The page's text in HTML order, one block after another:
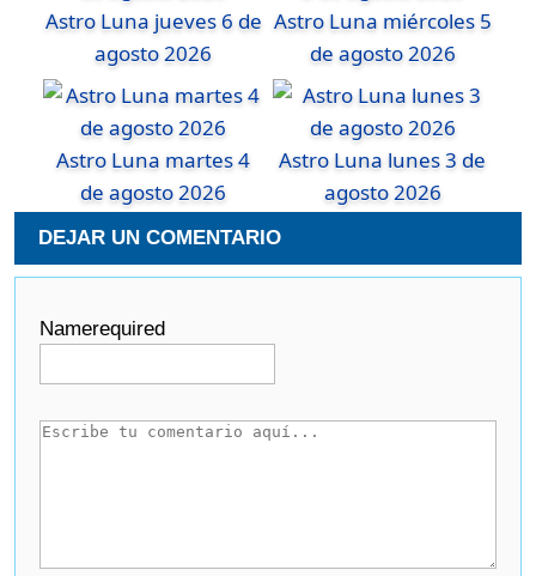
Astro Luna jueves 6 de
agosto 2026
Astro Luna miércoles 5
de agosto 2026
Astro Luna martes 4
de agosto 2026
Astro Luna lunes 3 de
agosto 2026
DEJAR UN COMENTARIO
Namerequired